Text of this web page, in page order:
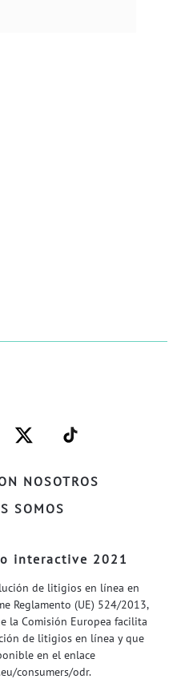
NOSOTROS
SOMOS
–
TWITTER–
–
WELIFE–
interactive 2021
de litigios en línea en
Reglamento (UE) 524/2013,
la Comisión Europea facilita
de litigios en línea y que
en el enlace
consumers/odr.